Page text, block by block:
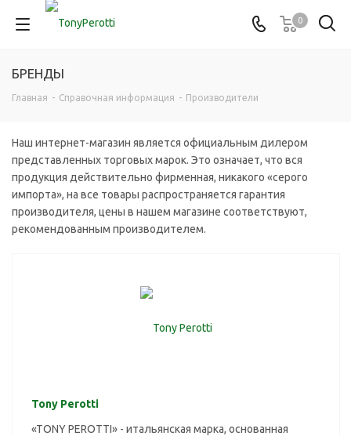
0
БРЕНДЫ
Главная - Справочная информация - Производители
Наш интернет-магазин является официальным дилером
представленных торговых марок. Это означает, что вся
продукция действительно фирменная, никакого «серого
импорта», на все товары распространяется гарантия
производителя, цены в нашем магазине соответствуют,
рекомендованным производителем.
Tony Perotti
«TONY PEROTTI» - итальянская марка, основанная